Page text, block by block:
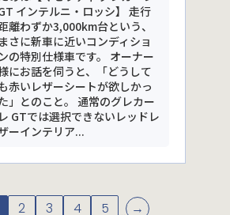
インテルニ・ロッシ】 走行
離わずか3,000km台という、
まさに新車に近いコンディショ
ンの特別仕様車です。 オーナー
にお話を伺うと、「どうして
赤いレザーシートが欲しかっ
」とのこと。 通常のグレカー
レ GTでは選択できないレッドレ
ーインテリア...
2 3 4 5 →